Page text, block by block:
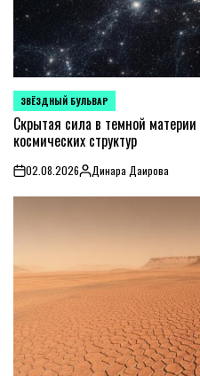
POSTED
IN
ЗВЁЗДНЫЙ БУЛЬВАР
Скрытая сила в темной
космических структур
on02.08.2026PostedДинара Даирова